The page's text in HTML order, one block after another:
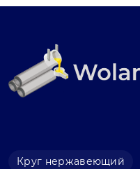
Круг нержавеющий